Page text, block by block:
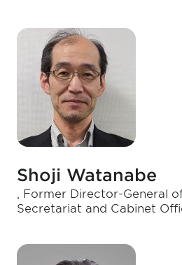
Shoji Watanabe
, Former Director-General
Secretariat and Cabinet